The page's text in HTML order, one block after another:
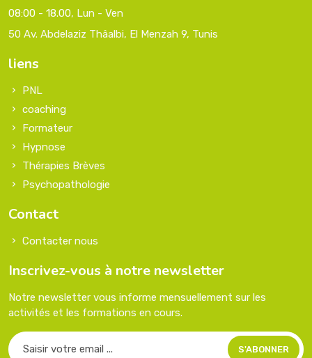
08:00 - 18.00, Lun - Ven
50 Av. Abdelaziz Thâalbi, El Menzah 9, Tunis
liens
PNL
coaching
Formateur
Hypnose
Thérapies Brèves
Psychopathologie
Contact
Contacter nous
Inscrivez-vous à notre newsletter
Notre newsletter vous informe mensuellement sur les
activités et les formations en cours.
S'ABONNER